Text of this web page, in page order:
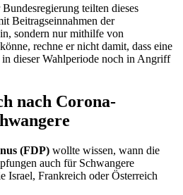
teilten dieses
Beitragseinnahmen der
sondern nur mithilfe von
rechne er nicht damit, dass eine
dieser Wahlperiode noch in Angriff
nach Corona-
(FDP) wollte wissen, wann die
auch für Schwangere
Israel, Frankreich oder Österreich